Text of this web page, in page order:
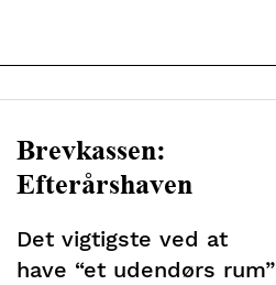
Brevkassen:
Efterårshaven
Det vigtigste ved at
have “et udendørs rum”